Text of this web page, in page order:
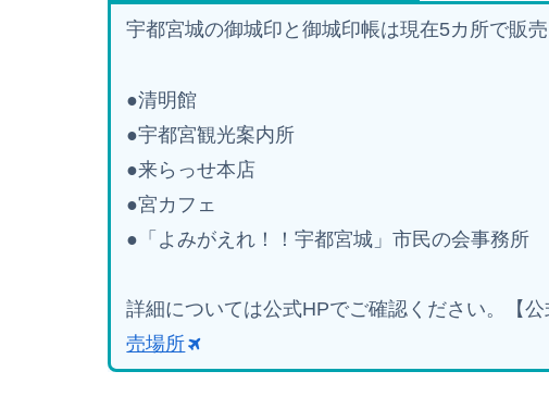
宇都宮城の御城印と御城印帳は現在5カ所で販売
●清明館
●宇都宮観光案内所
●来らっせ本店
●宮カフェ
●「よみがえれ！！宇都宮城」市民の会事務所
詳細については公式HPでご確認ください。【
売場所